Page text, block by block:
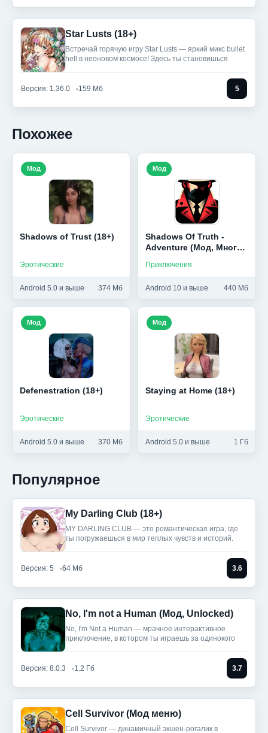
Star Lusts (18+)
Встречай горячую игру Star Lusts — яркий микс bullet
hell в неоновом космосе! Здесь ты становишься
Версия: 1.36.0 159 Мб 5
Похожее
Shadows of Trust (18+)
Эротические
Android 5.0 и выше 374 Мб
Мод
Shadows Of Truth -
Adventure (Мод, Много
Приключения
Android 10 и выше 440 Мб
Мод
Defenestration (18+)
Эротические
Android 5.0 и выше 370 Мб
Мод
Staying at Home (18+)
Эротические
Android 5.0 и выше 1 Гб
Мод
Популярное
My Darling Club (18+)
MY DARLING CLUB — это романтическая игра, где
ты погружаешься в мир теплых чувств и историй.
Версия: 5 64 Мб 3.6
No, I'm not a Human (Мод, Unlocked)
No, I'm Not a Human — мрачное интерактивное
приключение, в котором ты играешь за одинокого
Версия: 8.0.3 1.2 Гб 3.7
Cell Survivor (Мод меню)
Cell Survivor — динамичный экшен-рогалик в